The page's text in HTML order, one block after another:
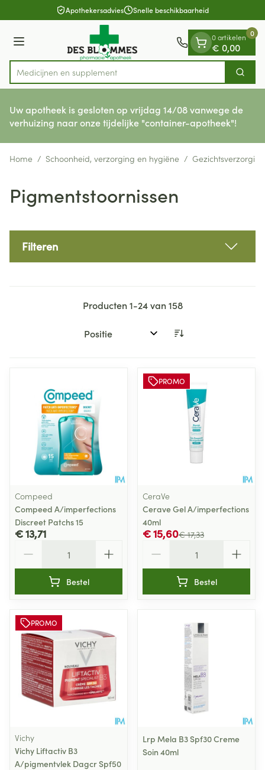
Ga naar de inhoudApothekersadvies Snelle beschikbaarheid
Menu
Product, merk, categorie...
Medic Zoek
0 artikelen
€ 0,00
0
Uw apotheek is gesloten op vrijdag 14/08 vanwege de
verhuizing naar onze tijdelijke "container-apotheek"!
Home / Schoonheid, verzorging en hygiëne / Gezichtsverzorging
Pigmentstoornissen
Filteren
Producten1-24van158
Sorteer op:
Compeed
Compeed A/imperfections
Discreet Patchs 15
€ 13,71
Bestel
PROMO
CeraVe
Cerave Gel A/imperfections
40ml
€ 17,33
€ 15,60
Bestel
PROMO
Vichy
Vichy Liftactiv B3
A/pigmentvlek Dagcr Spf50
Lrp Mela B3 Spf30 Creme
Soin 40ml